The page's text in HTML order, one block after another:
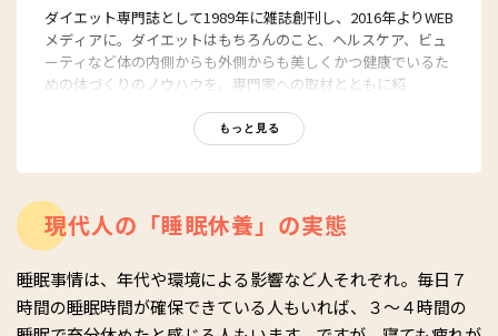
ダイエット専門誌として1989年に雑誌創刊し、2016年よりWEB
メディアに。ダイエットはもちろんのこと、ヘルスケア、ビュ
ーティなど体の内側からも外側からも美しくかつ健康でいるた
めの体づくりのノウハウを、専門家への取材とともに紹
もに、編集部員も自らさまざまなヘルシーネタを日々お試し
もっと見る
現代人の「睡眠休養」の実態
睡眠事情は、年代や環境による影響など人それぞれ。毎日７
時間の睡眠時間が確保できている人もいれば、３～４時間の